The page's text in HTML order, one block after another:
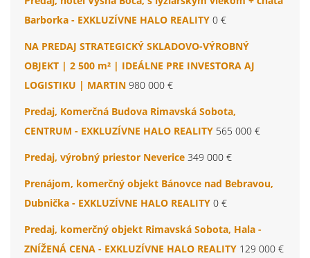
Barborka - EXKLUZÍVNE HALO REALITY 0 €
NA PREDAJ STRATEGICKÝ SKLADOVO-VÝROBNÝ
OBJEKT | 2 500 m² | IDEÁLNE PRE INVESTORA AJ
LOGISTIKU | MARTIN 980 000 €
Predaj, Komerčná Budova Rimavská Sobota,
CENTRUM - EXKLUZÍVNE HALO REALITY 565 000 €
Predaj, výrobný priestor Neverice 349 000 €
Prenájom, komerčný objekt Bánovce nad Bebravou,
Dubnička - EXKLUZÍVNE HALO REALITY 0 €
Predaj, komerčný objekt Rimavská Sobota, Hala -
ZNÍŽENÁ CENA - EXKLUZÍVNE HALO REALITY 129 000 €